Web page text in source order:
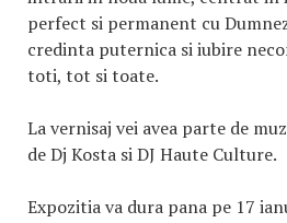
perfect si permanent cu
credinta puternica si iubire
toti, tot si toate.
La vernisaj vei avea parte de
de Dj Kosta si DJ Haute Culture.
Expozitia va dura pana pe 17